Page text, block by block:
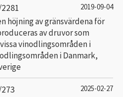
2019-09-04
höjning av gränsvärdena för
av druvor som
vinodlingsområden i
i Danmark,
2025-02-27